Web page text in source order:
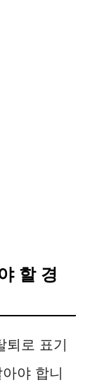
할 경
퇴로 표기
야 합니